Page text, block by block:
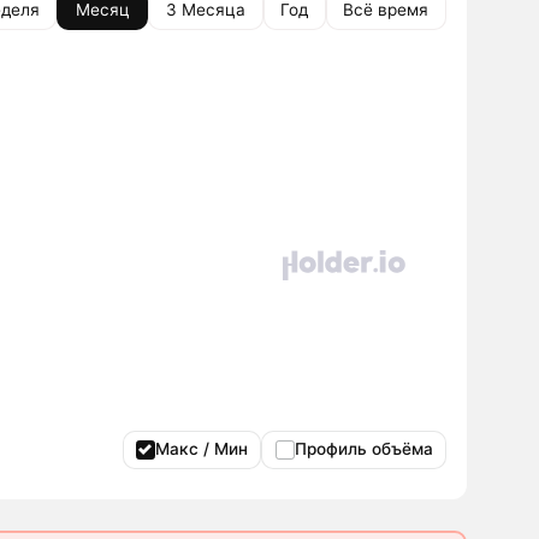
Месяц 3 Месяца Год Всё время
Макс / Мин Профиль объёма